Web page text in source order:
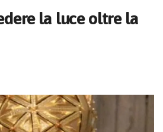
la luce oltre la